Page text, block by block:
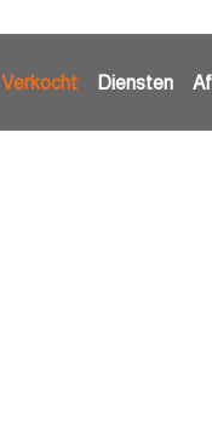
Verkocht Diensten